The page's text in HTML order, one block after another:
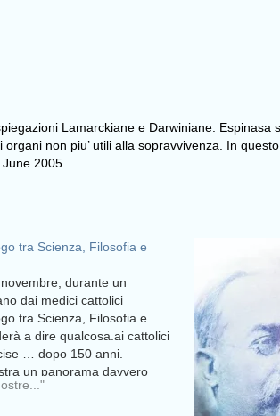
Lamarckiane e Darwiniane.
non piu’ utili alla sopravvivenza. In
June 2005
tra Scienza, Filosofia e
durante un
dai medici cattolici
tra Scienza, Filosofia e
a dire qualcosa.ai cattolici
… dopo 150 anni.
un panorama davvero
evoluzionista al…